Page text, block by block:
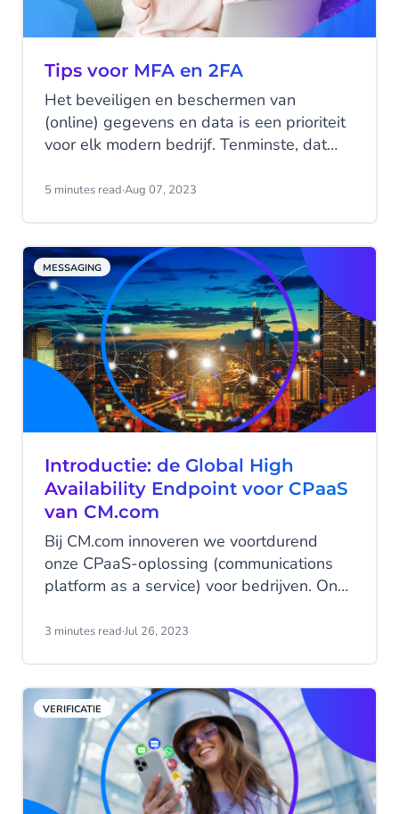
Tips voor MFA en 2FA
Het beveiligen en beschermen van
(online) gegevens en data is een prioriteit
voor elk modern bedrijf. Tenminste, dat
beveiligingsmaatregelen werken alleen
iedereen zijn steentje bijdraagt?
5 minutes read·Aug 07, 2023
MESSAGING
Introductie: de Global High
Availability Endpoint voor CPaaS
van CM.com
Bij CM.com innoveren we voortdurend
onze CPaaS-oplossing (communications
platform as a service) voor bedrijven. Ons
eenvoudige verbinding voor álle
messaging kanalen die hun voorkeur
genieten, zonder extra gedoe.
3 minutes read·Jul 26, 2023
VERIFICATIE